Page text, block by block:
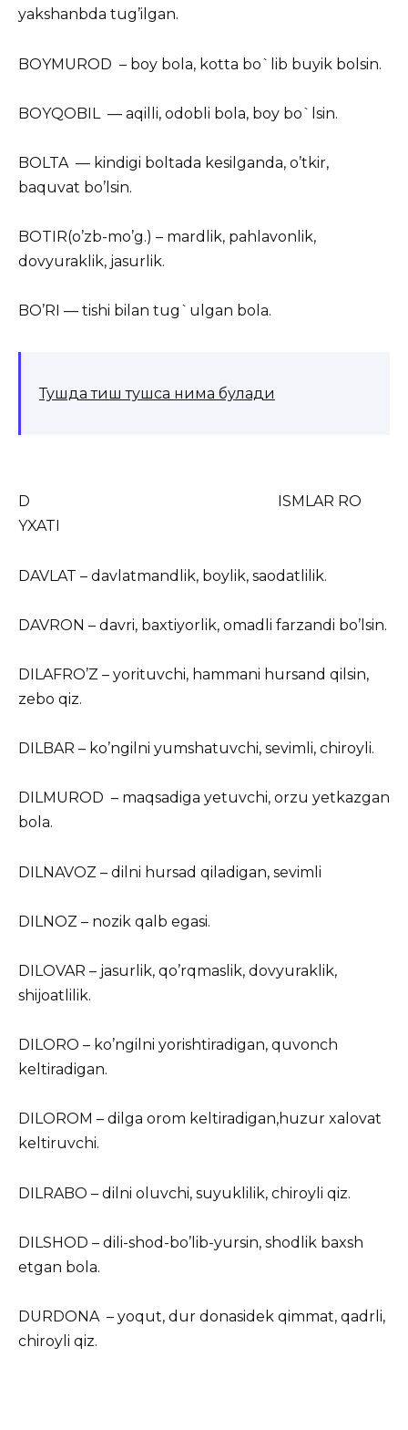
yakshanbda tug’ilgan.
BOYMUROD – boy bola, kotta bo`lib buyik bolsin.
BOYQOBIL — aqilli, odobli bola, boy bo`lsin.
BOLTA — kindigi boltada kesilganda, o’tkir,
baquvat bo’lsin.
BOTIR(o’zb-mo’g.) – mardlik, pahlavonlik,
dovyuraklik, jasurlik.
BO’RI — tishi bilan tug`ulgan bola.
Тушда тиш тушса нима булади
D ISMLAR RO
YXATI
DAVLAT – davlatmandlik, boylik, saodatlilik.
DAVRON – davri, baxtiyorlik, omadli farzandi bo’lsin.
DILAFRO’Z – yorituvchi, hammani hursand qilsin,
zebo qiz.
DILBAR – ko’ngilni yumshatuvchi, sevimli, chiroyli.
DILMUROD – maqsadiga yetuvchi, orzu yetkazgan
bola.
DILNAVOZ – dilni hursad qiladigan, sevimli
DILNOZ – nozik qalb egasi.
DILOVAR – jasurlik, qo’rqmaslik, dovyuraklik,
shijoatlilik.
DILORO – ko’ngilni yorishtiradigan, quvonch
keltiradigan.
DILOROM – dilga orom keltiradigan,huzur xalovat
keltiruvchi.
DILRABO – dilni oluvchi, suyuklilik, chiroyli qiz.
DILSHOD – dili-shod-bo’lib-yursin, shodlik baxsh
etgan bola.
DURDONA – yoqut, dur donasidek qimmat, qadrli,
chiroyli qiz.